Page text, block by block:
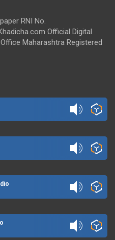
RNI No.
Official Digital
Maharashtra Registered